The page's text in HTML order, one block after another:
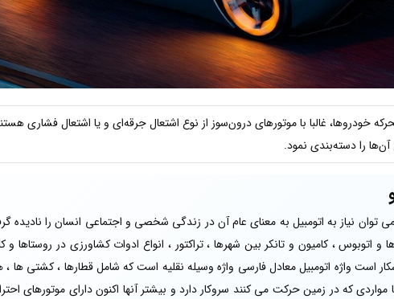
خودروها، غالبا با موتورهای درون‌سوز از نوع اشتعال جرقه‌ای و یا اشتعال فشاری
را دسته‌بندی نمود.
توان نیاز به اتومبیل به معنای عام آن در زندگی شخصی و اجتماعی انسان را نادیده
اتوبوس ، کامیون و تانکر بین شهرها ، تراکتور ، انواع ادوات کشاورزی در روستاها و
است واژه اتومبیل معادل فارسی واژه وسیله نقلیه است که شامل قطارها ، کشتی ها
که در زمین حرکت می کنند سروکار دارد و بیشتر آنها اکنون دارای موتورهای